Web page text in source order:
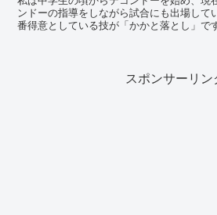
ンドーの指導をしながら試合にも出場しています。 その
番得意としている技が「かかと落とし」で
スポンサーリン